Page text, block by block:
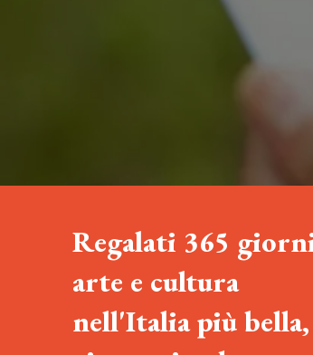
Regalati 365
arte e cultura
nell'Italia più bella,